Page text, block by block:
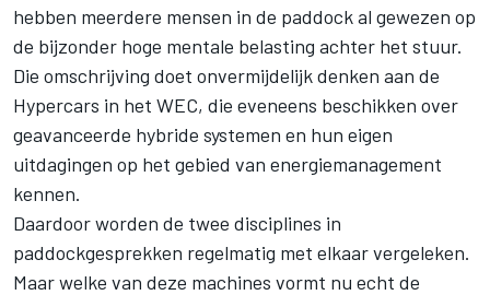
hebben meerdere mensen in de paddock al gewezen op
de bijzonder hoge mentale belasting achter het stuur.
Die omschrijving doet onvermijdelijk denken aan de
Hypercars in het WEC, die eveneens beschikken over
geavanceerde hybride systemen en hun eigen
uitdagingen op het gebied van energiemanagement
kennen.
Daardoor worden de twee disciplines in
paddockgesprekken regelmatig met elkaar vergeleken.
Maar welke van deze machines vormt nu echt de